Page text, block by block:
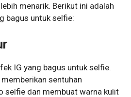
menarik. Berikut ini adalah
bagus untuk selfie:
IG yang bagus untuk selfie.
sentuhan
selfie dan membuat warna kulit